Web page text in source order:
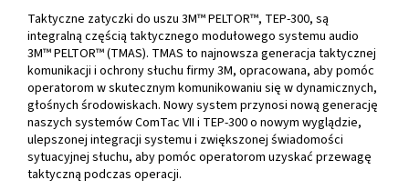
Taktyczne zatyczki do uszu 3M™ PELTOR™, TEP-300, są
integralną częścią taktycznego modułowego systemu audio
3M™ PELTOR™ (TMAS). TMAS to najnowsza generacja taktycznej
komunikacji i ochrony słuchu firmy 3M, opracowana, aby pomóc
operatorom w skutecznym komunikowaniu się w dynamicznych,
głośnych środowiskach. Nowy system przynosi nową generację
naszych systemów ComTac VII i TEP-300 o nowym wyglądzie,
ulepszonej integracji systemu i zwiększonej świadomości
sytuacyjnej słuchu, aby pomóc operatorom uzyskać przewagę
taktyczną podczas operacji.